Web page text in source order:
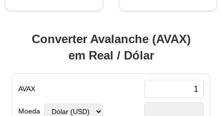
Converter Avalanche (AVAX)
em Real / Dólar
AVAX
Moeda